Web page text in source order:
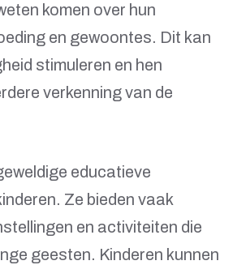
komen over hun
en gewoontes. Dit kan
stimuleren en hen
verkenning van de
educatieve
Ze bieden vaak
en activiteiten die
geesten. Kinderen kunnen